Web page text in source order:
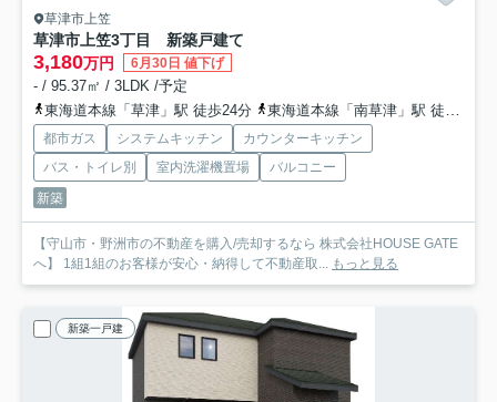
草津市上笠
草津市上笠3丁目 新築戸建て
3,180万円 6月30日 値下げ
- / 95.37㎡ / 3LDK /予定
東海道本線「草津」駅 徒歩24分
東海道本線「南草津」駅 徒歩51分
都市ガス システムキッチン
カウンターキッチン
バス・トイレ別
室内洗濯機置場
バルコニー
新築
【守山市・野洲市の不動産を購入/売却するなら 株式会社HOUSE GATE
へ】 1組1組のお客様が安心・納得して不動産取... もっと見る
新築一戸建